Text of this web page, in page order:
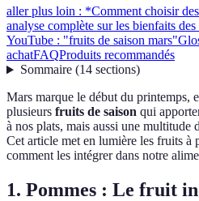
aller plus loin : *Comment choisir
analyse complète sur les bienfaits
YouTube : "fruits de saison mars"
achatFAQProduits recommandés
Sommaire(14 sections)
Mars marque le début du printemps,
plusieurs fruits de saison qui
à nos plats, mais aussi une multitude
Cet article met en lumière les fruits à
comment les intégrer dans notre
1. Pommes : Le fruit